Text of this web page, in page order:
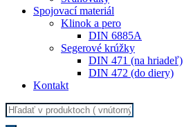
Spojovací materiál
Klinok a pero
DIN 6885A
Segerové krúžky
DIN 471 (na hriadeľ)
DIN 472 (do diery)
Kontakt
Search
for: